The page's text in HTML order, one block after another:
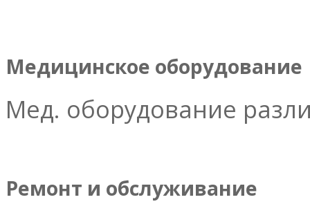
Медицинское оборудование
Мед. оборудование
Ремонт и обслуживание